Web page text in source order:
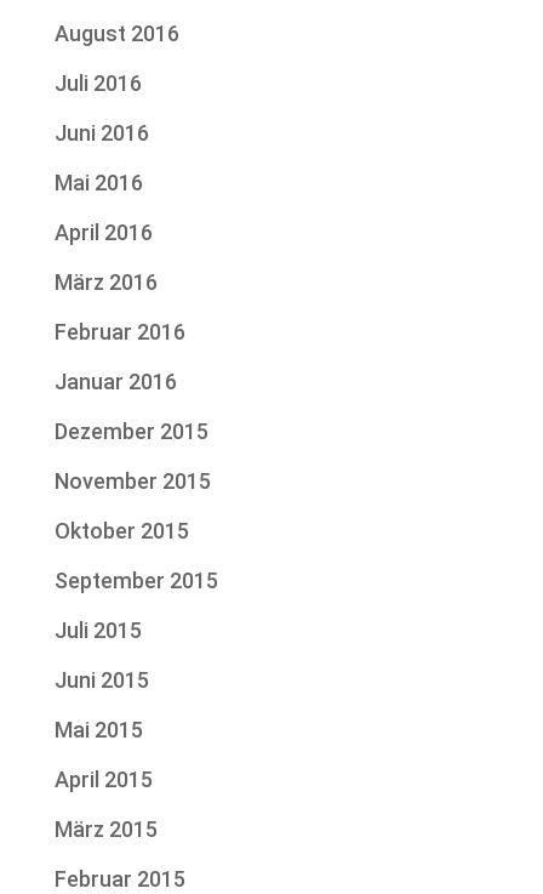
August 2016
Juli 2016
Juni 2016
Mai 2016
April 2016
März 2016
Februar 2016
Januar 2016
Dezember 2015
November 2015
Oktober 2015
September 2015
Juli 2015
Juni 2015
Mai 2015
April 2015
März 2015
Februar 2015